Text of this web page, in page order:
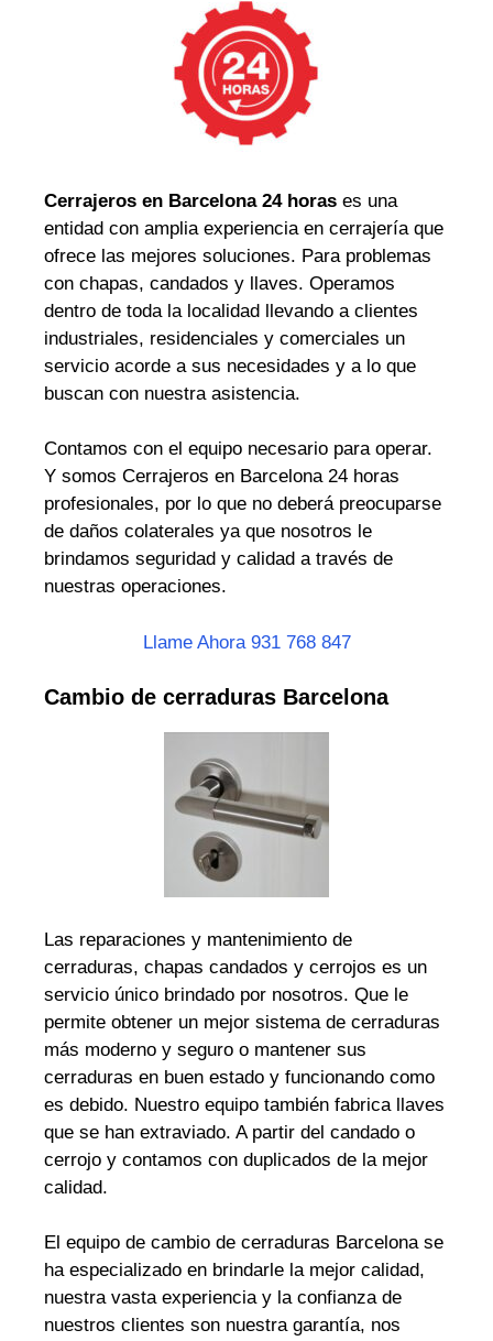
Cerrajeros en Barcelona 24 horas es una
entidad con amplia experiencia en cerrajería que
ofrece las mejores soluciones. Para problemas
con chapas, candados y llaves. Operamos
dentro de toda la localidad llevando a clientes
industriales, residenciales y comerciales un
servicio acorde a sus necesidades y a lo que
buscan con nuestra asistencia.
Contamos con el equipo necesario para operar.
Y somos Cerrajeros en Barcelona 24 horas
profesionales, por lo que no deberá preocuparse
de daños colaterales ya que nosotros le
brindamos seguridad y calidad a través de
nuestras operaciones.
Llame Ahora 931 768 847
Cambio de cerraduras Barcelona
Las reparaciones y mantenimiento de
cerraduras, chapas candados y cerrojos es un
servicio único brindado por nosotros. Que le
permite obtener un mejor sistema de cerraduras
más moderno y seguro o mantener sus
cerraduras en buen estado y funcionando como
es debido. Nuestro equipo también fabrica llaves
que se han extraviado. A partir del candado o
cerrojo y contamos con duplicados de la mejor
calidad.
El equipo de cambio de cerraduras Barcelona se
ha especializado en brindarle la mejor calidad,
nuestra vasta experiencia y la confianza de
nuestros clientes son nuestra garantía, nos